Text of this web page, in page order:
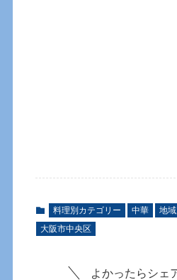
料理別カテゴリー 中華 地
大阪市中央区
よかったらシェ